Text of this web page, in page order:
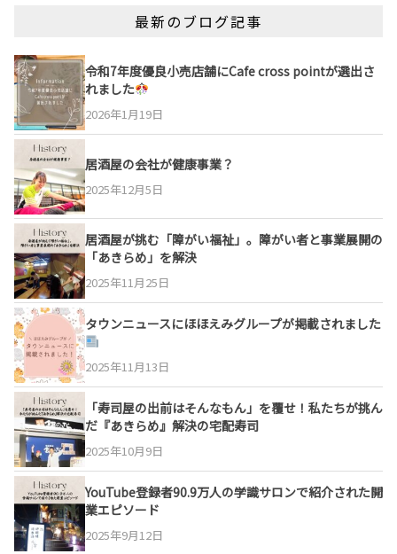
最新のブログ記事
令和7年度優良小売店舗にCafe cross pointが選出さ
れました
2026年1月19日
居酒屋の会社が健康事業？
2025年12月5日
居酒屋が挑む「障がい福祉」。障がい者と事業展開の
「あきらめ」を解決
2025年11月25日
タウンニュースにほほえみグループが掲載されました
2025年11月13日
「寿司屋の出前はそんなもん」を覆せ！私たちが挑ん
だ『あきらめ』解決の宅配寿司
2025年10月9日
YouTube登録者90.9万人の学識サロンで紹介された開
業エピソード
2025年9月12日